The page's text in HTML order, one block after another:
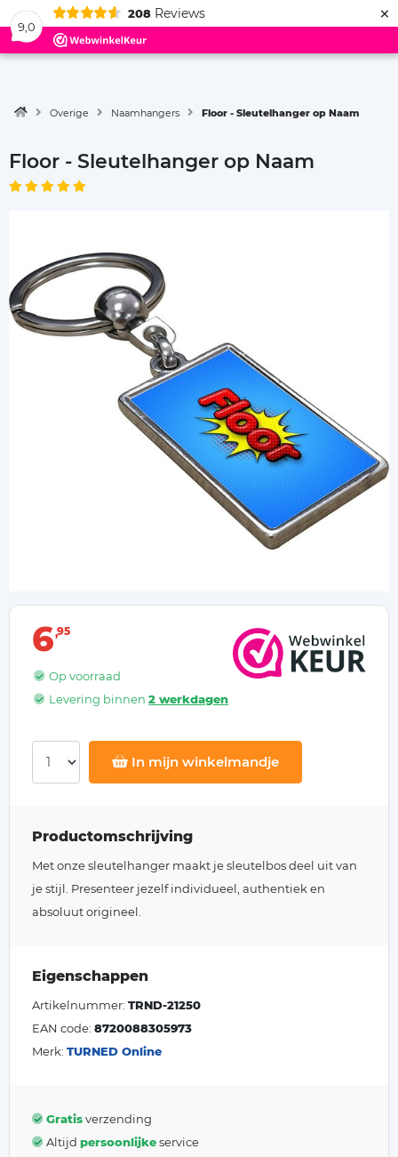
9,0
208 Reviews ×
Menu
Overige Naamhangers Floor - Sleutelhanger op Naam
Floor - Sleutelhanger op Naam
6 95
Op voorraad
Levering binnen2 werkdagen
In mijn winkelmandje
Productomschrijving
Met onze sleutelhanger maakt je sleutelbos deel uit van
je stijl. Presenteer jezelf individueel, authentiek en
absoluut origineel.
Eigenschappen
Artikelnummer: TRND-21250
EAN code: 8720088305973
Merk: TURNED Online
Gratisverzending
Altijd persoonlijkeservice